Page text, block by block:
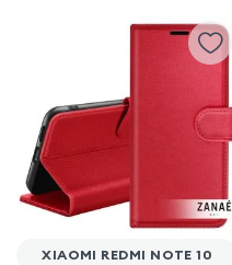
XIAOMI REDMI NOTE 10